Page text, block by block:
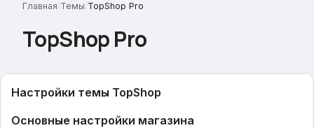
Главная/Темы/TopShop Pro
TopShop Pro
Настройки темы TopShop
Основные настройки магазина